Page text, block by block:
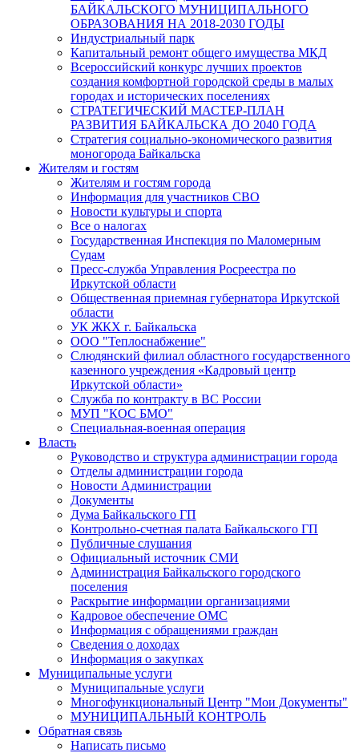
БАЙКАЛЬСКОГО МУНИЦИПАЛЬНОГО
ОБРАЗОВАНИЯ НА 2018-2030 ГОДЫ
Индустриальный парк
Капитальный ремонт общего имущества МКД
Всероссийский конкурс лучших проектов
создания комфортной городской среды в малых
городах и исторических поселениях
СТРАТЕГИЧЕСКИЙ МАСТЕР-ПЛАН
РАЗВИТИЯ БАЙКАЛЬСКА ДО 2040 ГОДА
Стратегия социально-экономического развития
моногорода Байкальска
Жителям и гостям
Жителям и гостям города
Информация для участников СВО
Новости культуры и спорта
Все о налогах
Государственная Инспекция по Маломерным
Судам
Пресс-служба Управления Росреестра по
Иркутской области
Общественная приемная губернатора Иркутской
области
УК ЖКХ г. Байкальска
ООО "Теплоснабжение"
Слюдянский филиал областного государственного
казенного учреждения «Кадровый центр
Иркутской области»
Служба по контракту в ВС России
МУП "КОС БМО"
Специальная-военная операция
Власть
Руководство и структура администрации города
Отделы администрации города
Новости Администрации
Документы
Дума Байкальского ГП
Контрольно-счетная палата Байкальского ГП
Публичные слушания
Официальный источник СМИ
Администрация Байкальского городского
поселения
Раскрытие информации организациями
Кадровое обеспечение ОМС
Информация с обращениями граждан
Сведения о доходах
Информация о закупках
Муниципальные услуги
Муниципальные услуги
Многофункциональный Центр "Мои Документы"
МУНИЦИПАЛЬНЫЙ КОНТРОЛЬ
Обратная связь
Написать письмо